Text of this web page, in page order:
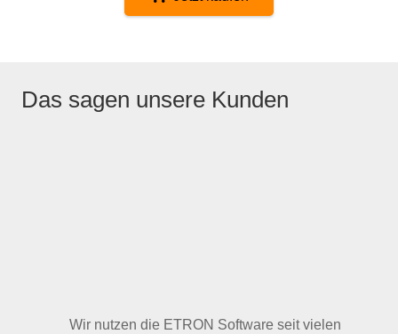
Das sagen unsere Kunden
Wir nutzen die ETRON Software seit vielen